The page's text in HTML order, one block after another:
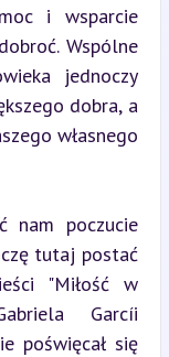
i wsparcie
Wspólne
jednoczy
dobra, a
własnego
nam poczucie
tutaj postać
"Miłość w
Garcíi
poświęcał się